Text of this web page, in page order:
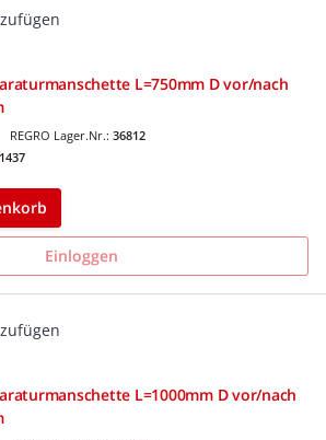
L=750mm D vor/nach
REGRO Lager.Nr.: 36812
Einloggen
L=1000mm D vor/nach